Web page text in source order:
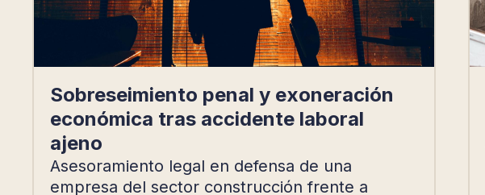
Sobreseimiento penal y exoneración
económica tras accidente laboral
ajeno
Asesoramiento legal en defensa de una
empresa del sector construcción frente a